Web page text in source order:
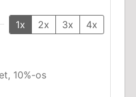
1x 2x 3x
4x
10%-os